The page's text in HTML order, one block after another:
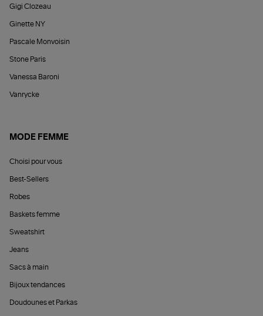
Gigi Clozeau
Ginette NY
Pascale Monvoisin
Stone Paris
Vanessa Baroni
Vanrycke
MODE FEMME
Choisi pour vous
Best-Sellers
Robes
Baskets femme
Sweatshirt
Jeans
Sacs à main
Bijoux tendances
Doudounes et Parkas